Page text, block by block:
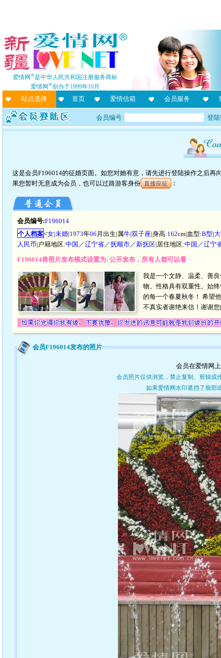
爱情网®是中华人民共和国注册服务商标
爱情网®创办于1999年10月
站点选择 首页 爱情信箱 会员服务
会员编号: 登
这是会员F196014的征婚页面。如您对她有意，请先进行登陆操作之后
果您暂时无意成为会员，也可以过路游客身份 直接应征 ：
会员编号:F196014
个人档案<女|未婚|1973年06 月出生|属牛|双子座|身高:162cm|血型:B型|
人民币|户籍地区:中国／辽宁省／抚顺市／新抚区|居住地区:中国／辽宁
F196014将照片发布模式设置为: 公开发布，所有人都可以看
我是一个文静、温柔、善
物。性格具有双重性。始
的每一个春夏秋冬！ 希望
不真实者谢绝来信！谢谢
会员F196014发布的照片
会员在爱情网
会员照片仅供浏览，禁止复制、剪辑或
如果爱情网水印遮挡了脸部